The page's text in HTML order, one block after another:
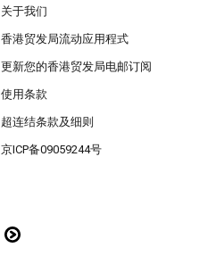
关于我们
香港贸发局流动应用程式
更新您的香港贸发局电邮订阅
使用条款
超连结条款及细则
京ICP备09059244号